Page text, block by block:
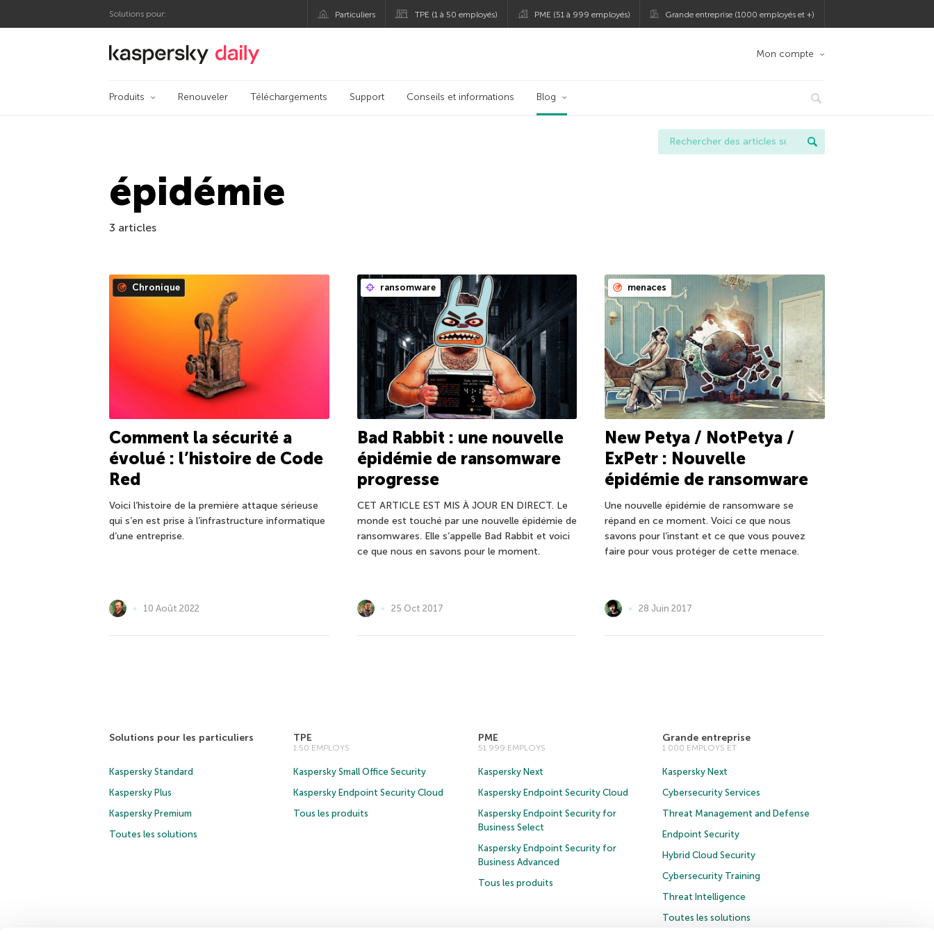
Solutions pour: Particuliers TPE (1 à 50 employés) PME (51 à 999 employés) Grande entreprise (1000 employés et +)
Blog officiel de Kaspersky Mon compte
Produits Renouveler Téléchargements Support Conseils et informations Blog
épidémie
3 articles
Chronique
Comment la sécurité a
évolué : l’histoire de Code
Red
Voici l’histoire de la première attaque sérieuse
qui s’en est prise à l’infrastructure informatique
d’une entreprise.
10 Août 2022
ransomware
Bad Rabbit : une nouvelle
épidémie de ransomware
progresse
CET ARTICLE EST MIS À JOUR EN DIRECT. Le
monde est touché par une nouvelle épidémie de
ransomwares. Elle s’appelle Bad Rabbit et voici
ce que nous en savons pour le moment.
25 Oct 2017
menaces
New Petya / NotPetya /
ExPetr : Nouvelle
épidémie de ransomware
Une nouvelle épidémie de ransomware se
répand en ce moment. Voici ce que nous
savons pour l’instant et ce que vous pouvez
faire pour vous protéger de cette menace.
28 Juin 2017
Solutions pour les particuliers
Kaspersky Standard
Kaspersky Plus
Kaspersky Premium
Toutes les solutions
TPE
1 50 EMPLOYS
Kaspersky Small Office Security
Kaspersky Endpoint Security Cloud
Tous les produits
PME
51 999 EMPLOYS
Kaspersky Next
Kaspersky Endpoint Security Cloud
Kaspersky Endpoint Security for
Business Select
Kaspersky Endpoint Security for
Business Advanced
Tous les produits
Grande entreprise
1 000 EMPLOYS ET
Kaspersky Next
Cybersecurity Services
Threat Management and Defense
Endpoint Security
Hybrid Cloud Security
Cybersecurity Training
Threat Intelligence
Toutes les solutions